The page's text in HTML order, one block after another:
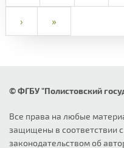
› »
© ФГБУ "Полистовский
Все права на любые
защищены в соответствии
законодательством об